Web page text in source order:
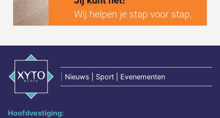
Nieuws | Sport | Evenementen
Hoofdvestiging: